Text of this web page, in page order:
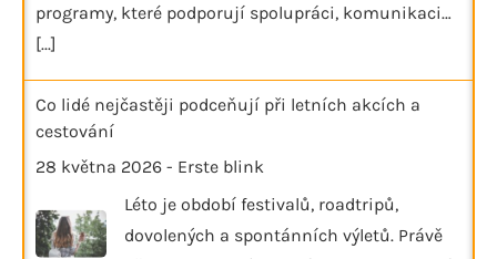
programy, které podporují spolupráci, komunikaci…
[...]
Co lidé nejčastěji podceňují při letních akcích a
cestování
28 května 2026 - Erste blink
Léto je období festivalů, roadtripů,
dovolených a spontánních výletů. Právě